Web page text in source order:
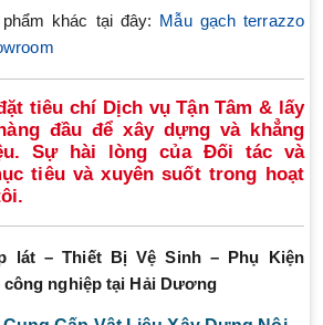
khác tại đây: Mẫu gạch terrazzo
tiêu chí Dịch vụ Tận Tâm & lấy
đầu để xây dựng và khẳng
Sự hài lòng của Đối tác và
tiêu và xuyên suốt trong hoạt
lát – Thiết Bị Vệ Sinh – Phụ Kiện
công nghiệp tại Hải Dương